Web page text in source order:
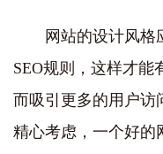
网站的设计风格
SEO规则，这样才能
而吸引更多的用户访
精心考虑，一个好的